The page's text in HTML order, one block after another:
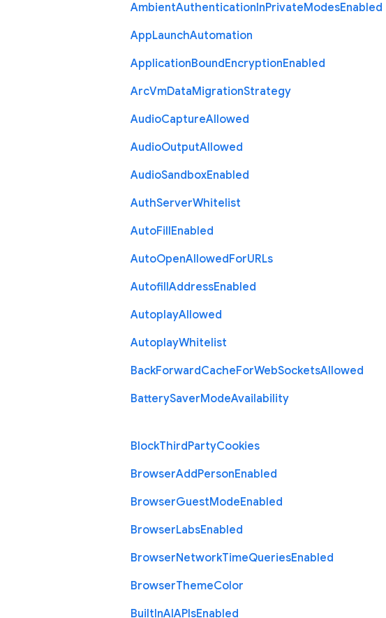
AmbientAuthenticationInPrivateModesEnabled
AppLaunchAutomation
ApplicationBoundEncryptionEnabled
ArcVmDataMigrationStrategy
AudioCaptureAllowed
AudioOutputAllowed
AudioSandboxEnabled
AuthServerWhitelist
AutoFillEnabled
AutoOpenAllowedForURLs
AutofillAddressEnabled
AutoplayAllowed
AutoplayWhitelist
BackForwardCacheForWebSocketsAllowed
BatterySaverModeAvailability
BlockThirdPartyCookies
BrowserAddPersonEnabled
BrowserGuestModeEnabled
BrowserLabsEnabled
BrowserNetworkTimeQueriesEnabled
BrowserThemeColor
BuiltInAIAPIsEnabled